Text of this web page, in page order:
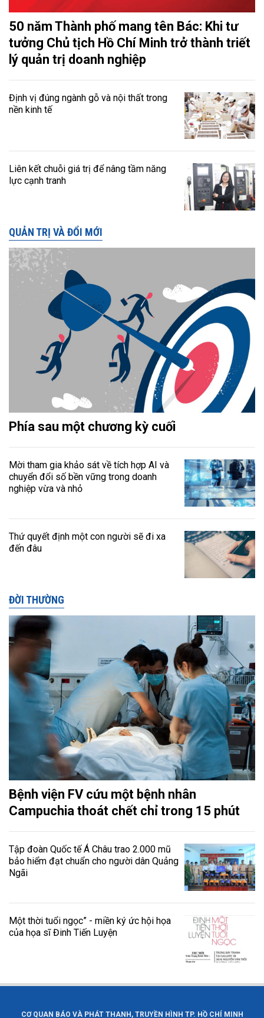
50 năm Thành phố mang tên Bác: Khi tư
tưởng Chủ tịch Hồ Chí Minh trở thành triết
lý quản trị doanh nghiệp
Định vị đúng ngành gỗ và nội thất trong
nền kinh tế
Liên kết chuỗi giá trị để nâng tầm năng
lực cạnh tranh
QUẢN TRỊ VÀ ĐỔI MỚI
Phía sau một chương kỳ cuối
Mời tham gia khảo sát về tích hợp AI và
chuyển đổi số bền vững trong doanh
nghiệp vừa và nhỏ
Thứ quyết định một con người sẽ đi xa
đến đâu
ĐỜI THƯỜNG
Bệnh viện FV cứu một bệnh nhân
Campuchia thoát chết chỉ trong 15 phút
Tập đoàn Quốc tế Á Châu trao 2.000 mũ
bảo hiểm đạt chuẩn cho người dân Quảng
Ngãi
Một thời tuổi ngọc” - miền ký ức hội họa
của họa sĩ Đinh Tiến Luyện
CƠ QUAN BÁO VÀ PHÁT THANH, TRUYỀN HÌNH TP. HỒ CHÍ MINH